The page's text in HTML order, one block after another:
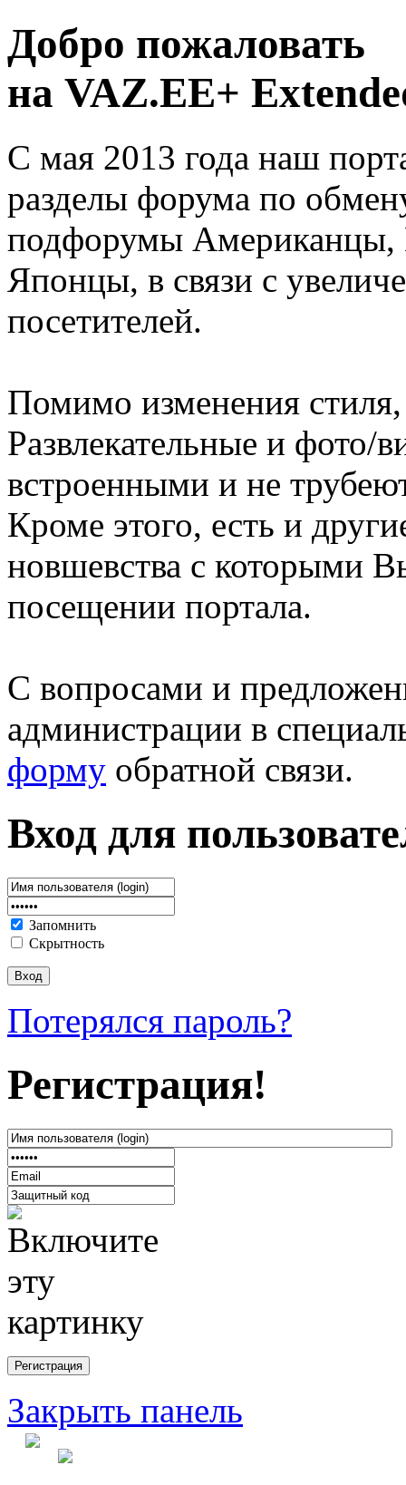
Добро пожаловать
на VAZ.EE+
С мая 2013 года наш
разделы форума по
подфорумы
Японцы, в связи с
посетителей.
Помимо изменения
Развлекательные и фото/
встроенными и не
Кроме этого, есть и
новшевства с которыми
посещении портала.
С вопросами и
администрации в
форму обратной связи.
Вход для
Запомнить
Скрытность
Потерялся пароль?
Регистрация!
Закрыть панель